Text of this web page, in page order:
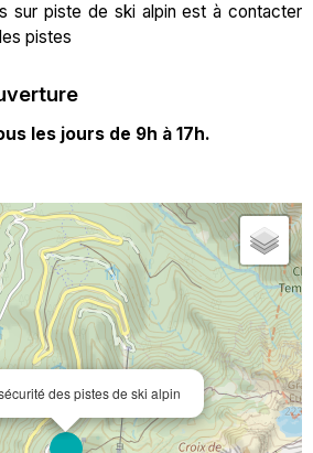
sur piste de ski alpin est à contacter
pistes
les jours de 9h à 17h.
des pistes de ski alpin